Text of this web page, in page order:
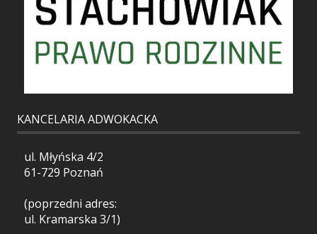
KANCELARIA ADWOKACKA
ul. Młyńska 4/2
61-729 Poznań
(poprzedni adres:
ul. Kramarska 3/1)